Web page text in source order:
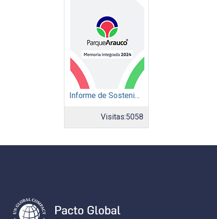
Informe de Sostenibilidad 2024: Parque Arauco
Visitas:5058